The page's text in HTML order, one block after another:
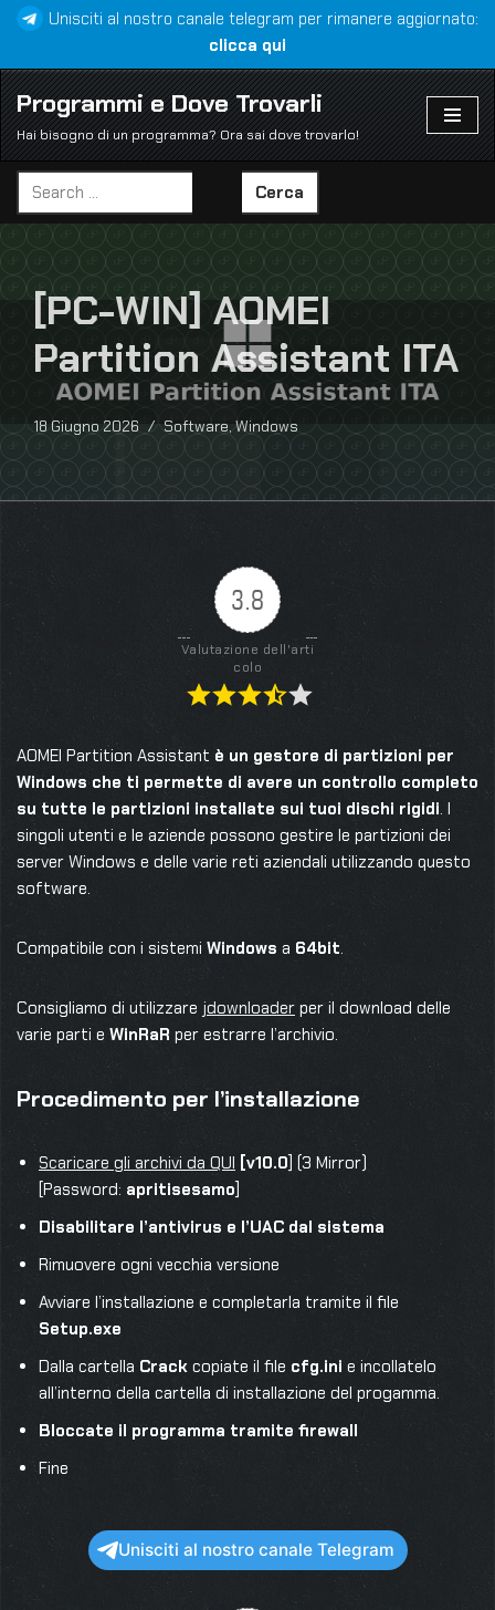
al
contenuto
Unisciti al nostro canale telegram per rimanere aggiornato:
clicca qui
Programmi e Dove Trovarli
Hai bisogno di un programma? Ora sai dove trovarlo!
Cerca
[PC-WIN] AOMEI
Partition Assistant ITA
18 Giugno 2026 Software,Windows
3.8
Valutazione dell'arti
colo
AOMEI Partition Assistant è un gestore di partizioni per
Windows che ti permette di avere un controllo completo
su tutte le partizioni installate sui tuoi dischi rigidi. I
singoli utenti e le aziende possono gestire le partizioni dei
server Windows e delle varie reti aziendali utilizzando questo
software.
Compatibile con i sistemi Windows a 64bit.
Consigliamo di utilizzare jdownloader per il download delle
varie parti e WinRaR per estrarre l’archivio.
Procedimento per l’installazione
Scaricare gli archivi da QUI [v10.0] (3 Mirror)
[Password: apritisesamo]
Disabilitare l’antivirus e l’UAC dal sistema
Rimuovere ogni vecchia versione
Avviare l’installazione e completarla tramite il file
Setup.exe
Dalla cartella Crack copiate il file cfg.ini e incollatelo
all’interno della cartella di installazione del progamma.
Bloccate il programma tramite firewall
Fine
Unisciti al nostro canale Telegram